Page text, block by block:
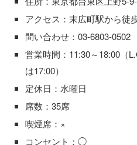
アクセス：末広町駅から徒
問い合わせ：03-6803-0502
営業時間：11:30～18:00（
は17:00）
定休日：水曜日
席数：35席
喫煙席：×
コンセント：◯